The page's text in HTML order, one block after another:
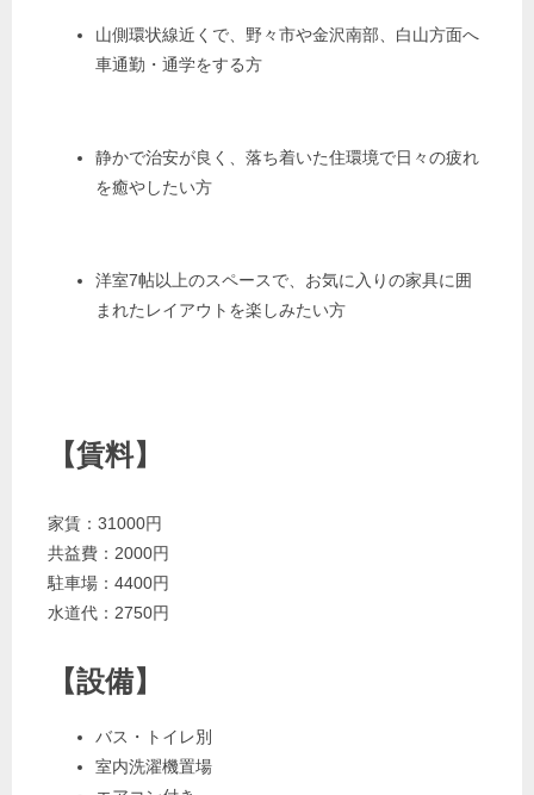
山側環状線近くで、野々市や金沢南部、白山方面へ
車通勤・通学をする方
静かで治安が良く、落ち着いた住環境で日々の疲れ
を癒やしたい方
洋室7帖以上のスペースで、お気に入りの家具に囲
まれたレイアウトを楽しみたい方
【賃料】
家賃：31000円
共益費：2000円
駐車場：4400円
水道代：2750円
【設備】
バス・トイレ別
室内洗濯機置場